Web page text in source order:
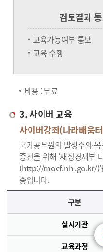
검토결과
교육가능여부 통보
교육 수행
비용 : 무료
3. 사이버 교육
사이버강좌(나라배움
국가공무원의 발생주의·
증진을 위해 ‘재정경제부
(http://moef.nhi.go.kr/)’
중입니다.
사이버교육의 사이버강좌(나라배움터)에 대한 안내로 실시기관, 교육과정, 대상, 인원, 시간, 인정시간, 신청(기간,절차), 수료(요건,평가,수료증)으로 구분되며 이에 해당하는 내용으로 구성된 표 입니다.
구분
실시기관
교육과정